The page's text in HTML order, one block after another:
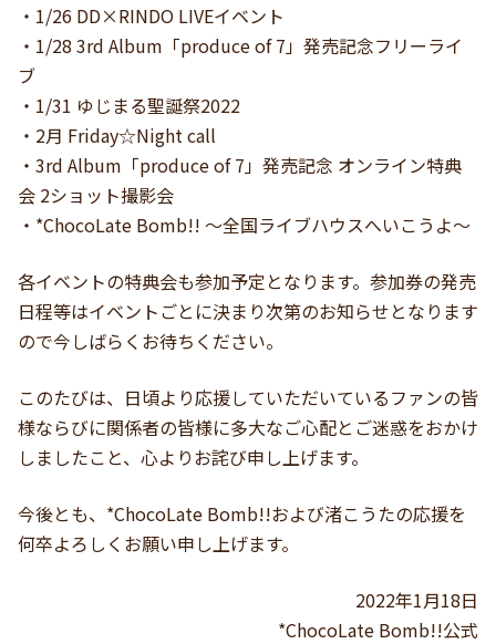
・1/26 DD×RINDO LIVEイベント
・1/28 3rd Album「produce of 7」発売記念フリーライ
ブ
・1/31 ゆじまる聖誕祭2022
・2月 Friday☆Night call
・3rd Album「produce of 7」発売記念 オンライン特典
会 2ショット撮影会
・*ChocoLate Bomb!! ～全国ライブハウスへいこうよ～
各イベントの特典会も参加予定となります。参加券の発売
日程等はイベントごとに決まり次第のお知らせとなります
ので今しばらくお待ちください。
このたびは、日頃より応援していただいているファンの皆
様ならびに関係者の皆様に多大なご心配とご迷惑をおかけ
しましたこと、心よりお詫び申し上げます。
今後とも、*ChocoLate Bomb!!および渚こうたの応援を
何卒よろしくお願い申し上げます。
2022年1月18日
*ChocoLate Bomb!!公式